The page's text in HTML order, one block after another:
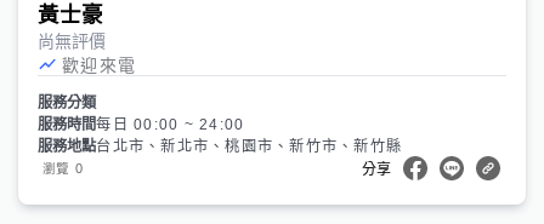
黃士豪
尚無評價
歡迎來電
服務分類
服務時間每日 00:00 ~ 24:00
服務地點台北市、新北市、桃園市、新竹市、新竹縣
瀏覽 0 分享